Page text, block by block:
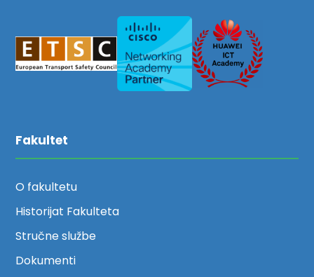
Fakultet
O fakultetu
Historijat Fakulteta
Stručne službe
Dokumenti